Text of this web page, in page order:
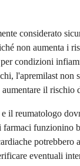
considerato
non aumenta i
condizioni
l'apremilast non
aumentare il rischio
il reumatologo
farmaci funzionino
potrebbero
eventuali